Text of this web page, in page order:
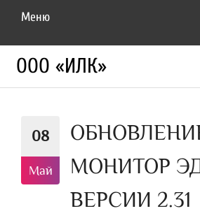
Меню
ООО «ИЛК»
08
Май
МОНИТОР
ВЕРСИИ 2.31